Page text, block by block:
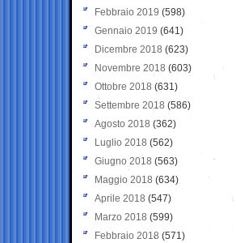
Febbraio 2019 (598)
Gennaio 2019 (641)
Dicembre 2018 (623)
Novembre 2018 (603)
Ottobre 2018 (631)
Settembre 2018 (586)
Agosto 2018 (362)
Luglio 2018 (562)
Giugno 2018 (563)
Maggio 2018 (634)
Aprile 2018 (547)
Marzo 2018 (599)
Febbraio 2018 (571)